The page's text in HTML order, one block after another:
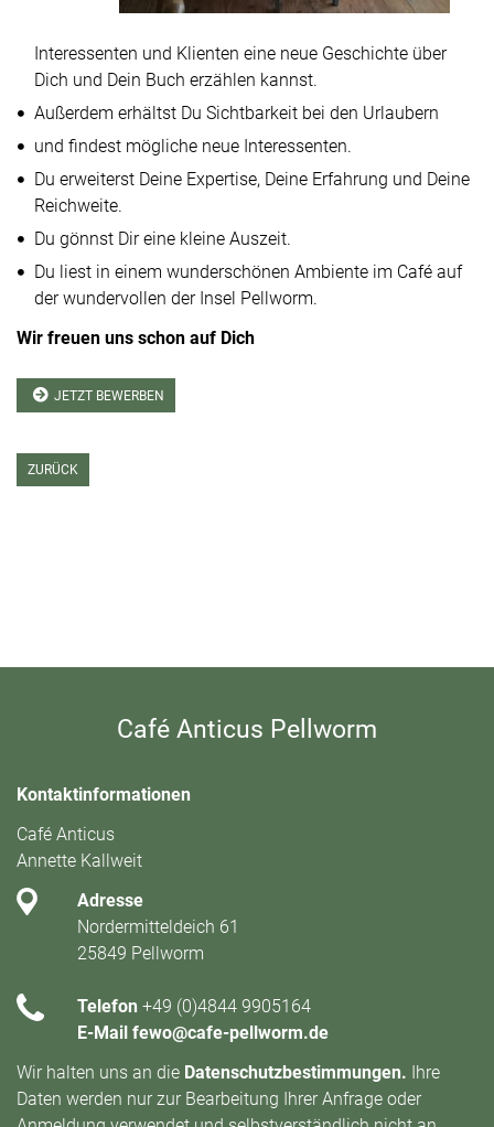
Interessenten und Klienten eine neue Geschichte über
Dich und Dein Buch erzählen kannst.
Außerdem erhältst Du Sichtbarkeit bei den Urlaubern
und findest mögliche neue Interessenten.
Du erweiterst Deine Expertise, Deine Erfahrung und Deine
Reichweite.
Du gönnst Dir eine kleine Auszeit.
Du liest in einem wunderschönen Ambiente im Café auf
der wundervollen der Insel Pellworm.
Wir freuen uns schon auf Dich
JETZT BEWERBEN
ZURÜCK
Café Anticus Pellworm
Kontaktinformationen
Café Anticus
Annette Kallweit
Adresse
Nordermitteldeich 61
25849 Pellworm
Telefon +49 (0)4844 9905164
E-Mail fewo@cafe-pellworm.de
Wir halten uns an die Datenschutzbestimmungen. Ihre
Daten werden nur zur Bearbeitung Ihrer Anfrage oder